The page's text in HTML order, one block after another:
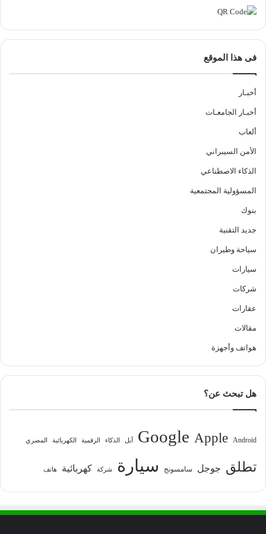
فى هذا الموقع
أخبـار
أخبـار الجامعـات
ألعاب
الأمن السيبراني
الذكاء الاصطناعي
المسؤولية المجتمعية
بنوك
جديد التقنية
سياحة وطيران
سيارات
شركات
عقارات
مقالات
هواتف وأجهزة
هل تبحث عن؟
Android
Apple
Google آبل الذكاء الرقمية الكهربائية المصري
تطلق جوجل سامسونج سيارة شركة كهربائية هاتف